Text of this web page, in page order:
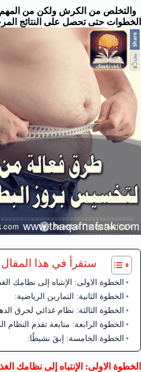
والتخلص من الكرش ولكن من المهم
الخطوات حتى تحصل على النتائج
ستقرأ في هذا المقال
الخطوة الاولى: الإنتباه إلى نظامك
الخطوة الثانية: التمارين الرياضية:
الخطوة الثالثة: نظام غذائي لحرق
الخطوة الرابعة: متابعة تقدم النظام
الخطوة الخامسة: إبقَ نشيطًا:
الخطوة الاولى: الإنتباه إلى نظامك